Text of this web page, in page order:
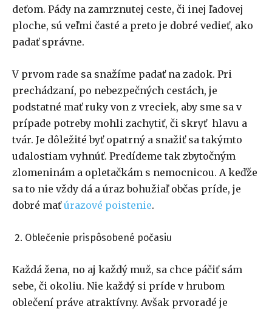
deťom. Pády na zamrznutej ceste, či inej ľadovej
ploche, sú veľmi časté a preto je dobré vedieť, ako
padať správne.
V prvom rade sa snažíme padať na zadok. Pri
prechádzaní, po nebezpečných cestách, je
podstatné mať ruky von z vreciek, aby sme sa v
prípade potreby mohli zachytiť, či skryť hlavu a
tvár. Je dôležité byť opatrný a snažiť sa takýmto
udalostiam vyhnúť. Predídeme tak zbytočným
zlomeninám a opletačkám s nemocnicou. A keďže
sa to nie vždy dá a úraz bohužiaľ občas príde, je
dobré maťúrazové poistenie.
Oblečenie prispôsobené počasiu
Každá žena, no aj každý muž, sa chce páčiť sám
sebe, či okoliu. Nie každý si príde v hrubom
oblečení práve atraktívny. Avšak prvoradé je